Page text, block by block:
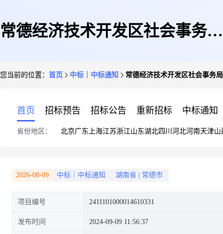
常德经济技术开发区社会事务局
您当前的位置： 首页 中标｜中标通知 常德经济技术开发区社会事务
首页 招标预告 招标公告 重新招标 中标通知
省份地区： 北京广东 上海江苏浙江山东湖北四川 河北河南天津山
2026-08-09 中标｜中标通知 湖南省 常德市
项目编号 2411101000014610331
发布时间 2024-09-09 11:56:37